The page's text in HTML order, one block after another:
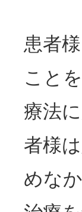
患者
こと
療法
者様
めな